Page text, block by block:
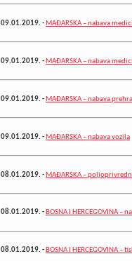
09.01.2019.- MAĐARSKA – nabava
09.01.2019.- MAĐARSKA – nabava
09.01.2019.- MAĐARSKA – nabava
09.01.2019.- MAĐARSKA – nabava vozila
08.01.2019.- MAĐARSKA –
08.01.2019.-BOSNA I HERCEGOVINA –
08.01.2019.-BOSNA I HERCEGOVINA –